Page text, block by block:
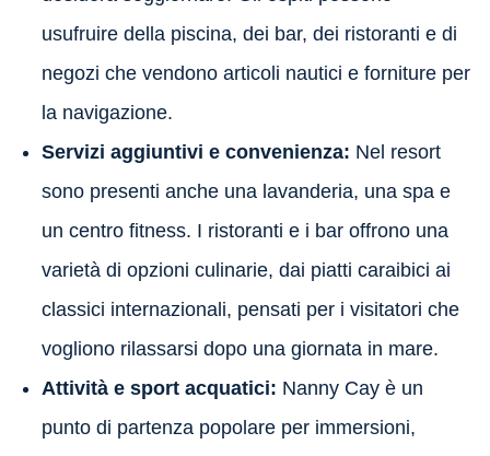
usufruire della piscina, dei bar, dei ristoranti e di
negozi che vendono articoli nautici e forniture per
la navigazione.
Servizi aggiuntivi e convenienza: Nel resort
sono presenti anche una lavanderia, una spa e
un centro fitness. I ristoranti e i bar offrono una
varietà di opzioni culinarie, dai piatti caraibici ai
classici internazionali, pensati per i visitatori che
vogliono rilassarsi dopo una giornata in mare.
Attività e sport acquatici: Nanny Cay è un
punto di partenza popolare per immersioni,